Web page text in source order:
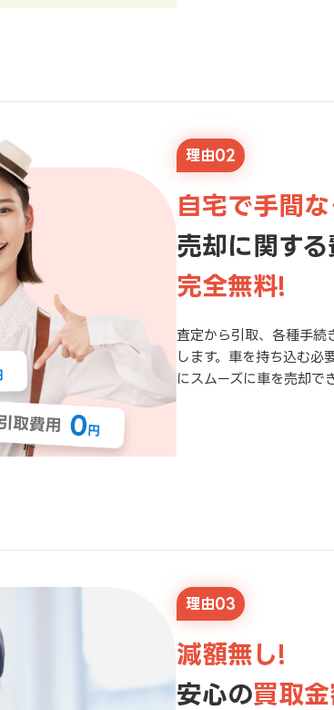
理由02
自宅で手間な
売却に関す
完全無料!
査定から引取、各種手続
します。車を持ち込む必
にスムーズに車を売却で
理由03
減額無し!
安心の買取